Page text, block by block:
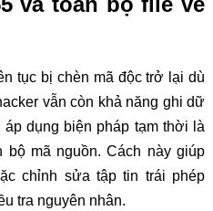
tục bị chèn mã độc trở lại dù
vẫn còn khả năng ghi dữ
áp dụng biện pháp tạm thời là
bộ mã nguồn. Cách này giúp
chỉnh sửa tập tin trái phép
tra nguyên nhân.